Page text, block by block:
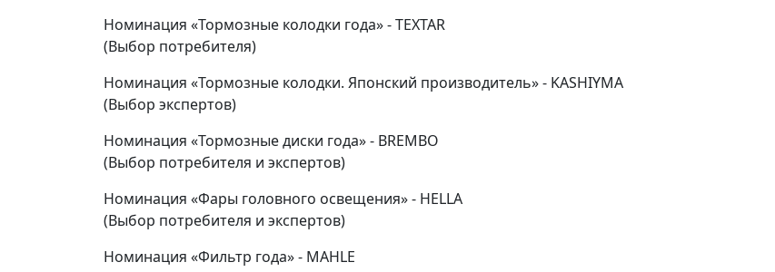
Номинация «Тормозные колодки года» - TEXTAR
(Выбор потребителя)
Номинация «Тормозные колодки. Японский производитель» - KASHIYMA
(Выбор экспертов)
Номинация «Тормозные диски года» - BREMBO
(Выбор потребителя и экспертов)
Номинация «Фары головного освещения» - HELLA
(Выбор потребителя и экспертов)
Номинация «Фильтр года» - MAHLE